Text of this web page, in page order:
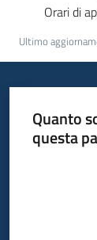
Orari di
Ultimo
Quanto
questa